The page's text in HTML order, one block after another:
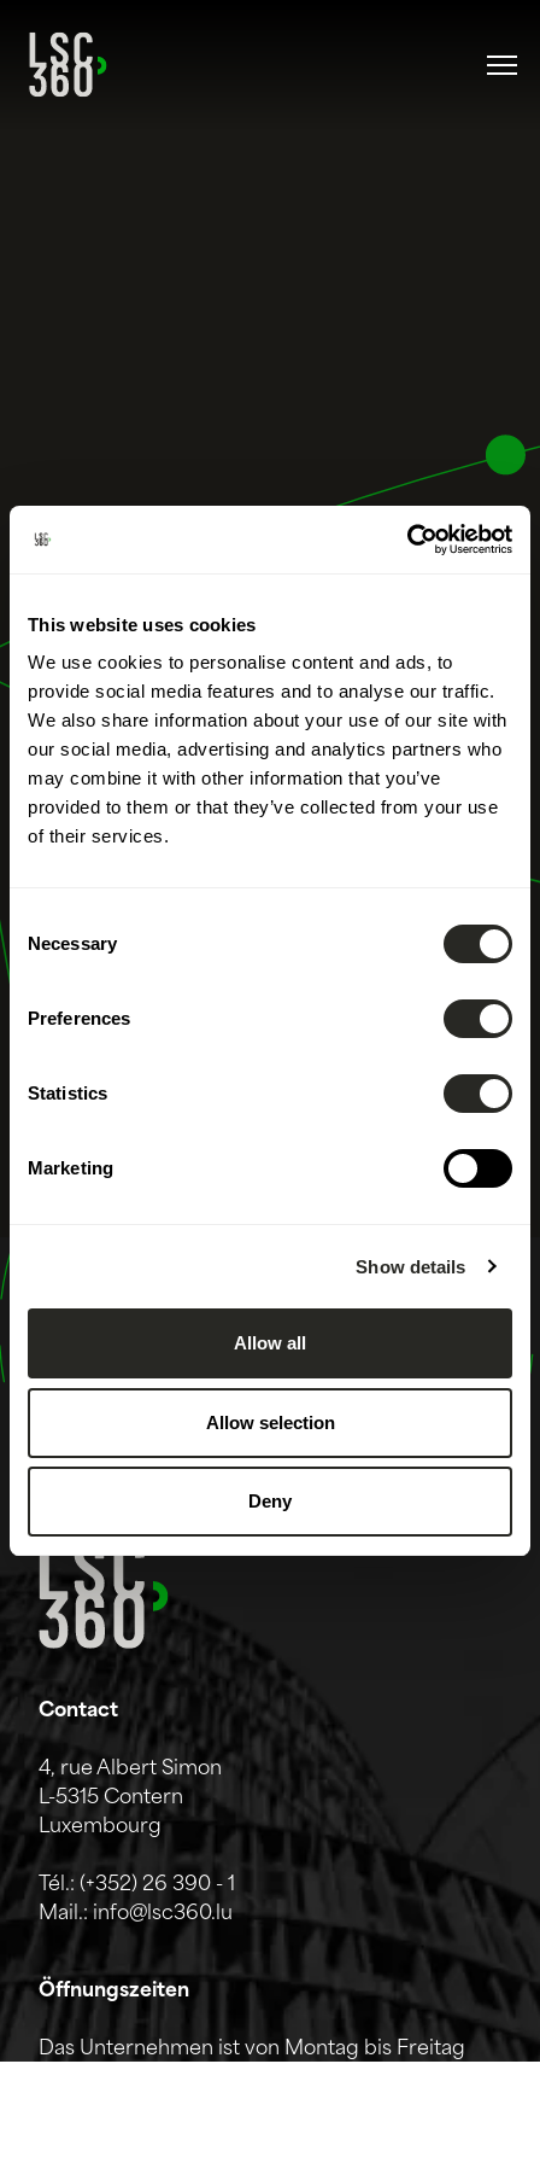
This website uses cookies
We use cookies to personalise content and ads, to
provide social media features and to analyse our traffic.
We also share information about your use of our site with
our social media, advertising and analytics partners who
may combine it with other information that you’ve
provided to them or that they’ve collected from your use
of their services.
Selection
Necessary
Preferences
Statistics
Marketing
Show details
Allow all
Allow selection
Deny
Hydrobiologie
design
shape
inspire
Contact
4, rue Albert Simon
L-5315 Contern
Luxembourg
Tél.: (+352) 26 390 - 1
Mail.: info@lsc360.lu
Öffnungszeiten
Das Unternehmen ist von Montag bis Freitag